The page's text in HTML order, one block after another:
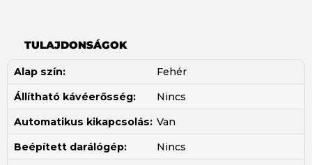
TULAJDONSÁGOK
Alap szín:
Fehér
Állítható kávéerősség:
Nincs
Automatikus kikapcsolás: Van
Beépített darálógép:
Nincs